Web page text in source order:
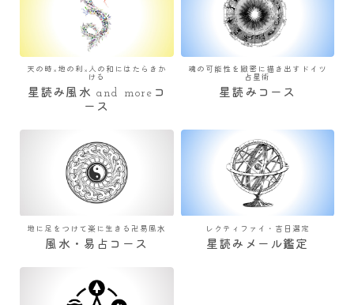
天の時×地の利×人の和にはたらきか
ける
星読み風水 and moreコ
ース
魂の可能性を緻密に描き出すドイツ
占星術
星読みコース
地に足をつけて楽に生きる卍易風水
風水・易占コース
レクティファイ・吉日選定
星読みメール鑑定